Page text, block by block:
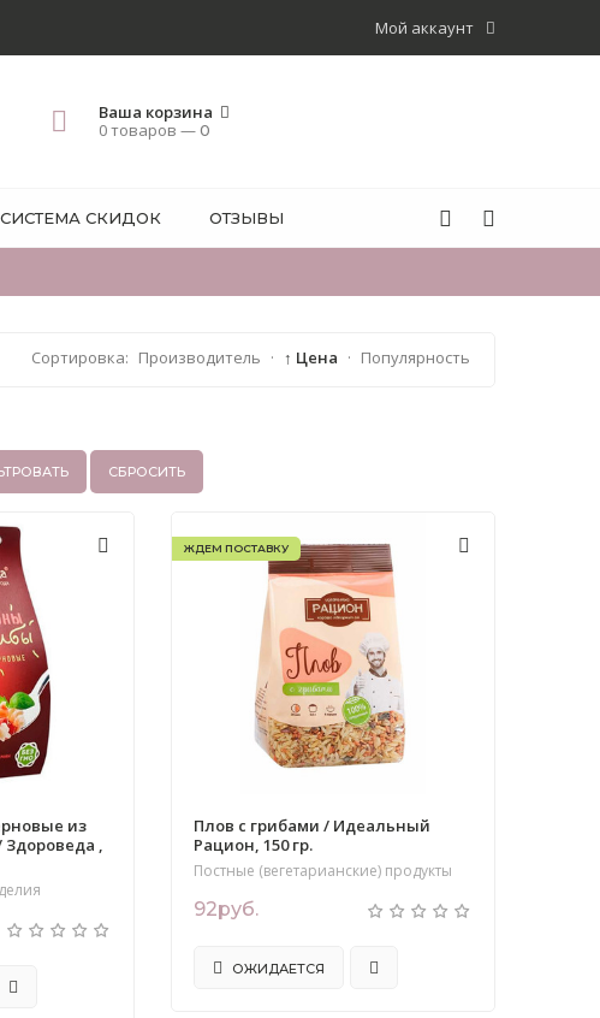
Мой аккаунт
Ваша корзина
0 товаров —0
СИСТЕМА СКИДОК ОТЗЫВЫ
Сортировка: Производитель · ↑ Цена · Популярность
СБРОСИТЬ
из
,
ЖДЕМ ПОСТАВКУ
Плов с грибами / Идеальный
Рацион, 150 гр.
Постные (вегетарианские) продукты
92руб.
ОЖИДАЕТСЯ